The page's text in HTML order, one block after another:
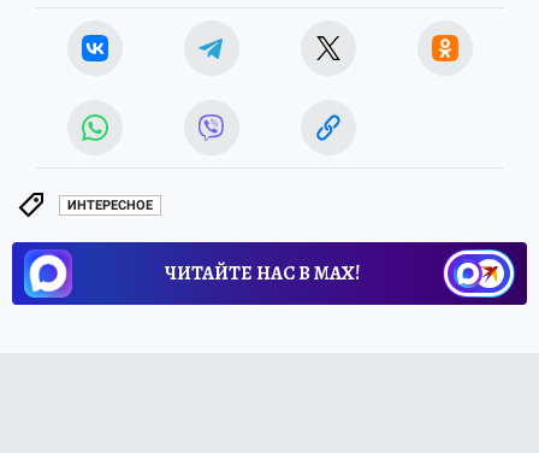
ИНТЕРЕСНОЕ
ЧИТАЙТЕ НАС В МАХ!